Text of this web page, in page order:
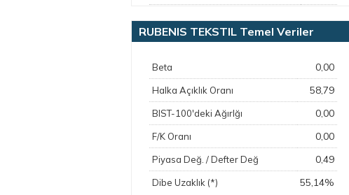
RUBENIS TEKSTIL Temel Veriler
Beta 0,00
Halka Açıklık Oranı 58,79
BIST-100'deki Ağırlğı 0,00
F/K Oranı 0,00
Piyasa Değ. / Defter Değ 0,49
Dibe Uzaklık (*)
55,14%